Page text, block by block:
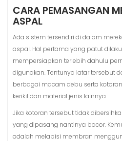
CARA PEMASANGAN
ASPAL
Ada sistem tersendiri di dalam
aspal. Hal pertama yang patut
mempersiapkan terlebih dahulu
digunakan. Tentunya latar tersebut
berbagai macam debu serta
kerikil dan material jenis lainnya.
Jika kotoran tersebut tidak
yang dipasang nantinya bocor.
adalah melapisi membran